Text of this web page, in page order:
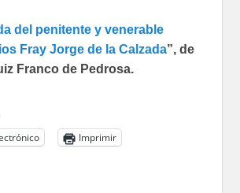
del penitente y venerable
Fray Jorge de la Calzada”, de
Franco de Pedrosa.
Imprimir